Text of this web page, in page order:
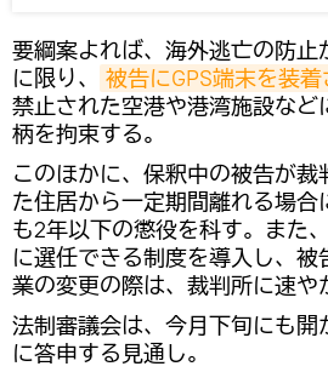
要綱案よれば、海外逃亡の防
に限り、
被告にGPS端末を装
禁止された空港や港湾施設な
柄を拘束する。
このほかに、保釈中の被告が
た住居から一定期間離れる場
も2年以下の懲役を科す。また
に選任できる制度を導入し、
業の変更の際は、裁判所に速や
法制審議会は、今月下旬にも
に答申する見通し。